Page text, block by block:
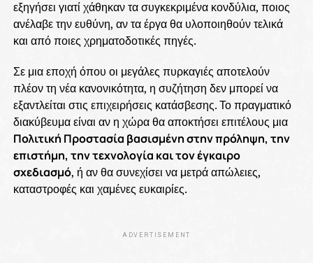
εξηγήσει γιατί χάθηκαν τα συγκεκριμένα κονδύλια, ποιος
ανέλαβε την ευθύνη, αν τα έργα θα υλοποιηθούν τελικά
και από ποιες χρηματοδοτικές πηγές.
Σε μια εποχή όπου οι μεγάλες πυρκαγιές αποτελούν
πλέον τη νέα κανονικότητα, η συζήτηση δεν μπορεί να
εξαντλείται στις επιχειρήσεις κατάσβεσης. Το πραγματικό
διακύβευμα είναι αν η χώρα θα αποκτήσει επιτέλους μια
Πολιτική Προστασία βασισμένη στην πρόληψη, την
επιστήμη, την τεχνολογία και τον έγκαιρο
σχεδιασμό, ή αν θα συνεχίσει να μετρά απώλειες,
καταστροφές και χαμένες ευκαιρίες.
ADVERTISEMENT